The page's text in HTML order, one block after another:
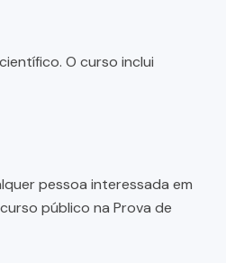
O curso inclui
pessoa interessada em
público na Prova de